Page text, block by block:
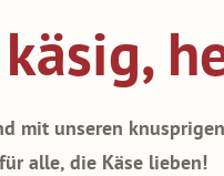
mit unseren
alle, die Käse lieben!